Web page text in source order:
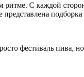
ритме. С каждой
фестиваль пива,